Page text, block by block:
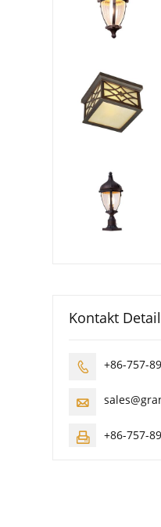
Kontakt
 +86-757-

 +86-757-